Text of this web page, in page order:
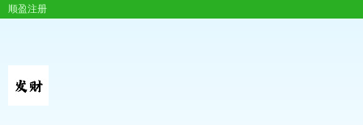
顺盈注册